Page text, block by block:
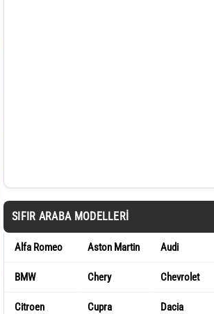
SIFIR ARABA MODELLERI
Alfa Romeo Aston Martin Audi
BMW Chery Chevrolet
Citroen Cupra Dacia